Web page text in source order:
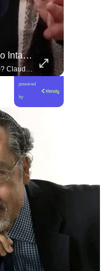
🚨 ¿Un Cerrojo Autoritario Intacto?
🚨 ¿Un cerrojo autoritario intacto? Claudio Nash denuncia la vigencia del Decreto 1086 para reprimir la manifestación. 🇨🇱⚖️ Nash aborda cómo el Decreto Supremo 1086 —una norma dictada durante la dictadura militar en 1983— continúa plenamente vigente como la principal herramienta administrativa para exigir autorizaciones previas y prohibir marchas, demostrando cómo los gobiernos democráticos han perpetuado un marco legal de facto para condicionar y reprimir la protesta social. 🎙️🚫 🎥 ¡Una conversación imprescindible sobre herencias de la dictadura, derecho a la reunión y libertades públicas! Sigue el capítulo completo en nuestro canal de YouTube. 🔗 Ve al enlace en nuestra biografía, suscríbete para sumarte a la comunidad y déjanos tu postura en los comentarios: ¿debería derogarse de forma inmediata el Decreto 1086? 💬👇🏼
powered
by